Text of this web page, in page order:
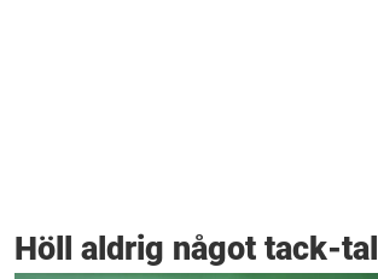
Höll aldrig något tack-tal